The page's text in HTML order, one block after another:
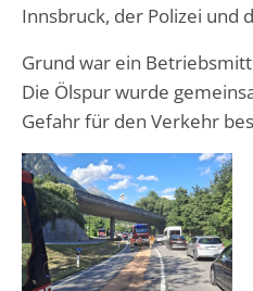
Innsbruck, der Polizei und
Grund war ein
Die Ölspur wurde
Gefahr für den Verkehr